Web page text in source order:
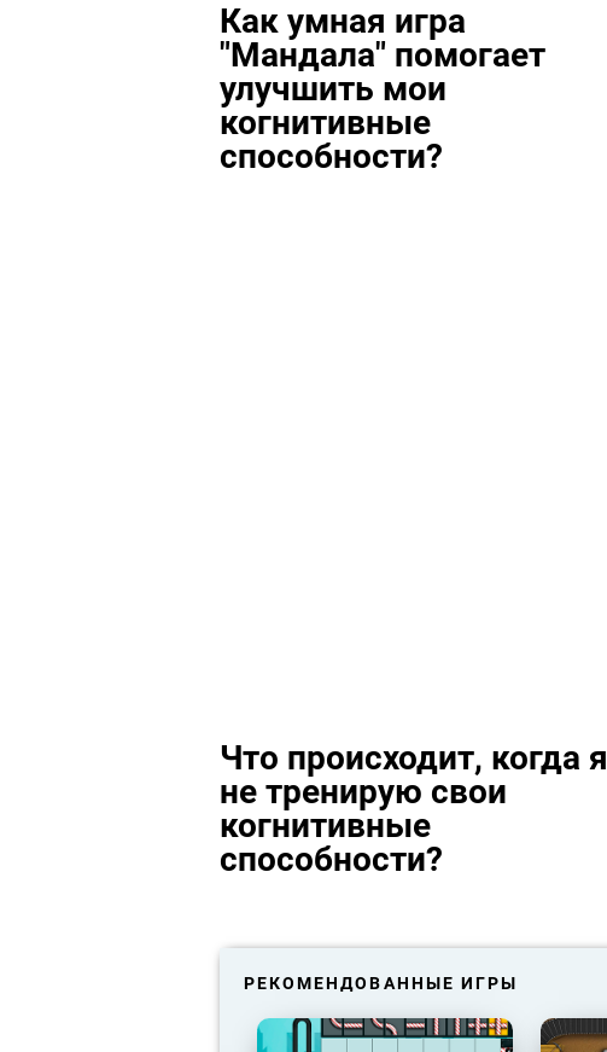
Как умная игра
"Мандала" помогает
улучшить мои
когнитивные
способности?
Что происходит, когда я
не тренирую свои
когнитивные
способности?
РЕКОМЕНДОВАННЫЕ ИГРЫ